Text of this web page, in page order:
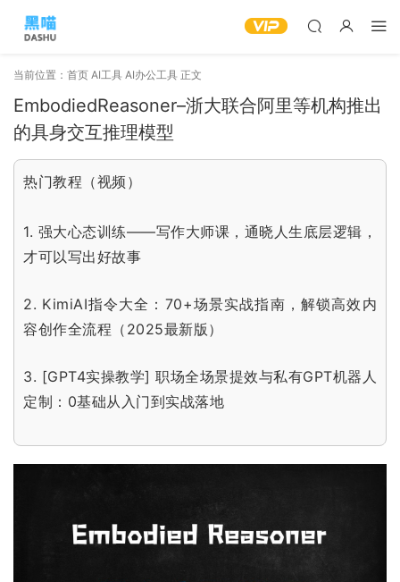
当前位置： 首页 AI工具 AI办公工具 正文
EmbodiedReasoner–浙大联合阿里等机构推出
的具身交互推理模型
热门教程（视频）
1. 强大心态训练——写作大师课，通晓人生底层逻辑，
才可以写出好故事
2. KimiAI指令大全：70+场景实战指南，解锁高效内
容创作全流程（2025最新版）
3. [GPT4实操教学] 职场全场景提效与私有GPT机器人
定制：0基础从入门到实战落地